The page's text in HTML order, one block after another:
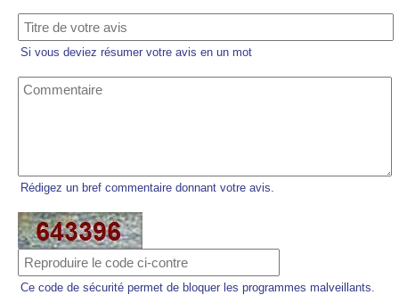
Si vous deviez résumer votre avis en un mot
Rédigez un bref commentaire donnant votre avis.
Ce code de sécurité permet de bloquer les programmes malveillants.